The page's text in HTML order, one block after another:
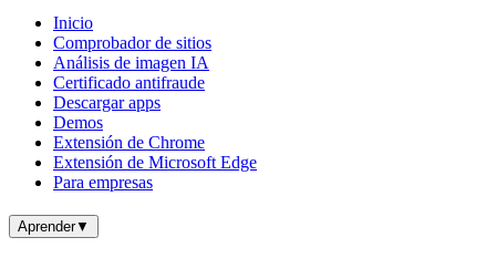
Inicio
Comprobador de sitios
Análisis de imagen IA
Certificado antifraude
Descargar apps
Demos
Extensión de Chrome
Extensión de Microsoft Edge
Para empresas
Aprender▼